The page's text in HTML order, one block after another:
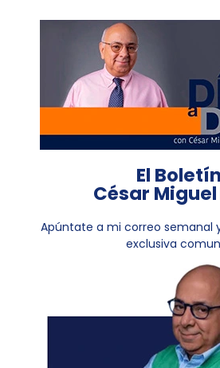
El
César
Apúntate a mi correo semanal
exclusiva